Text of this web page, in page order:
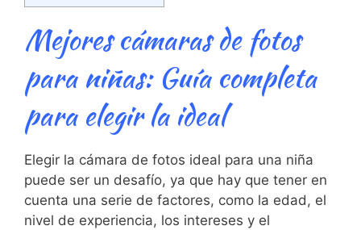
Mejores cámaras de fotos
para niñas: Guía completa
para elegir la ideal
Elegir la cámara de fotos ideal para una niña
puede ser un desafío, ya que hay que tener en
cuenta una serie de factores, como la edad, el
nivel de experiencia, los intereses y el